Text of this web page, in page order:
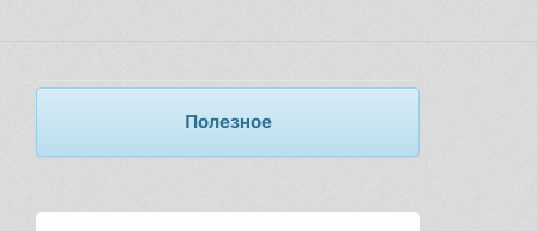
Полезное